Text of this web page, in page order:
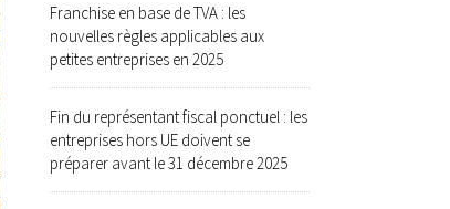
Franchise en base de TVA : les
nouvelles règles applicables aux
petites entreprises en 2025
Fin du représentant fiscal ponctuel : les
entreprises hors UE doivent se
préparer avant le 31 décembre 2025